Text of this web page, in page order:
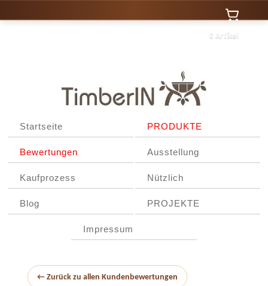
0 Artikel
Startseite PRODUKTE
Bewertungen Ausstellung
Kaufprozess Nützlich
Blog PROJEKTE
Impressum
← Zurück zu allen Kundenbewertungen